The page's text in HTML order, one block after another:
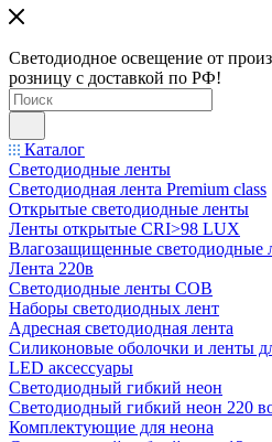
Светодиодное освещение от
розницу с доставкой по РФ!
Каталог
Светодиодные ленты
Светодиодная лента Premium class
Открытые светодиодные ленты
Ленты открытые CRI>98 LUX
Влагозащищенные светодиодные
Лента 220в
Светодиодные ленты COB
Наборы светодиодных лент
Адресная светодиодная лента
Силиконовые оболочки и ленты
LED аксессуары
Светодиодный гибкий неон
Светодиодный гибкий неон 220
Комплектующие для неона